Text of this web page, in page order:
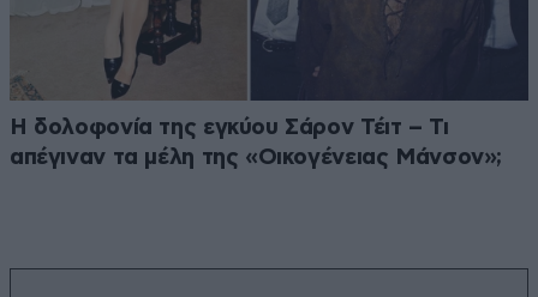
Η δολοφονία της εγκύου Σάρον Τέιτ – Τι
απέγιναν τα μέλη της «Οικογένειας Μάνσον»;